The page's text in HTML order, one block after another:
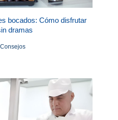
bocados: Cómo disfrutar
dramas
Consejos